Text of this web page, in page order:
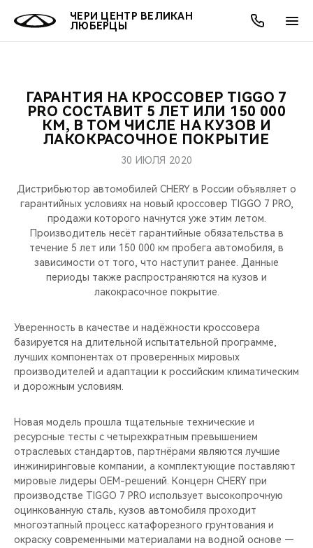
ЧЕРИ ЦЕНТР ВЕЛИКАН
ЛЮБЕРЦЫ
МОДЕЛИ
ВСЕ МОДЕЛИ
СЕДАНЫ
НОВИНКИ
ПОКУПАТЕЛЯМ
ВЫБОР И ПОКУПКА
ВЛАДЕЛЬЦАМ
СЕРВИС
ПОДДЕРЖКА
CHERY CONNECT
МИР CHERY
АКСЕССУАРЫ
CHERY В СОЦСЕТЯХ
ЛЮДИ CHERY
БЛАГОТВОРИТЕЛЬНОСТЬ
CHERY И СПОРТ
НАШИ МЕРОПРИЯТИЯ
ВИДЕООБЗОРЫ
CHERY ДЛЯ ДЕТЕЙ
АКЦИИ
ВЫГОДЫ И АКЦИИ
ОНЛАЙН СЕРВИСЫ
ВЫБОР И ПОКУПКА
О КОМПАНИИ
ГАРАНТИЯ НА КРОССОВЕР TIGGO 7
PRO СОСТАВИТ 5 ЛЕТ ИЛИ 150 000
КМ, В ТОМ ЧИСЛЕ НА КУЗОВ И
ЛАКОКРАСОЧНОЕ ПОКРЫТИЕ
30 ИЮЛЯ 2020
Дистрибьютор автомобилей CHERY в России объявляет о
гарантийных условиях на новый кроссовер TIGGO 7 PRO,
продажи которого начнутся уже этим летом.
Производитель несёт гарантийные обязательства в
течение 5 лет или 150 000 км пробега автомобиля, в
зависимости от того, что наступит ранее. Данные
периоды также распространяются на кузов и
лакокрасочное покрытие.
Уверенность в качестве и надёжности кроссовера
базируется на длительной испытательной программе,
лучших компонентах от проверенных мировых
производителей и адаптации к российским климатическим
и дорожным условиям.
Новая модель прошла тщательные технические и
ресурсные тесты с четырехкратным превышением
отраслевых стандартов, партнёрами являются лучшие
инжиниринговые компании, а комплектующие поставляют
мировые лидеры ОЕМ-решений. Концерн CHERY при
производстве TIGGO 7 PRO использует высокопрочную
оцинкованную сталь, кузов автомобиля проходит
многоэтапный процесс катафорезного грунтования и
окраску современными материалами на водной основе —